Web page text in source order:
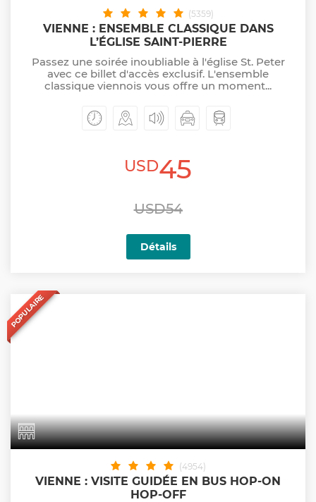
(5359)
VIENNE : ENSEMBLE CLASSIQUE DANS
L’ÉGLISE SAINT-PIERRE
Passez une soirée inoubliable à l'église St. Peter
avec ce billet d'accès exclusif. L'ensemble
classique viennois vous offre un moment...
USD45
USD54
Détails
POPULAIRE
(4954)
VIENNE : VISITE GUIDÉE EN BUS HOP-ON
HOP-OFF